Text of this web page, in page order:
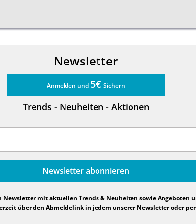
Newsletter
Anmelden und 5€ Sichern
Trends - Neuheiten - Aktionen
Newsletter abonnieren
Newsletter mit aktuellen Trends & Neuheiten sowie Angeboten
über den Abmeldelink in jedem unserer Newsletter oder